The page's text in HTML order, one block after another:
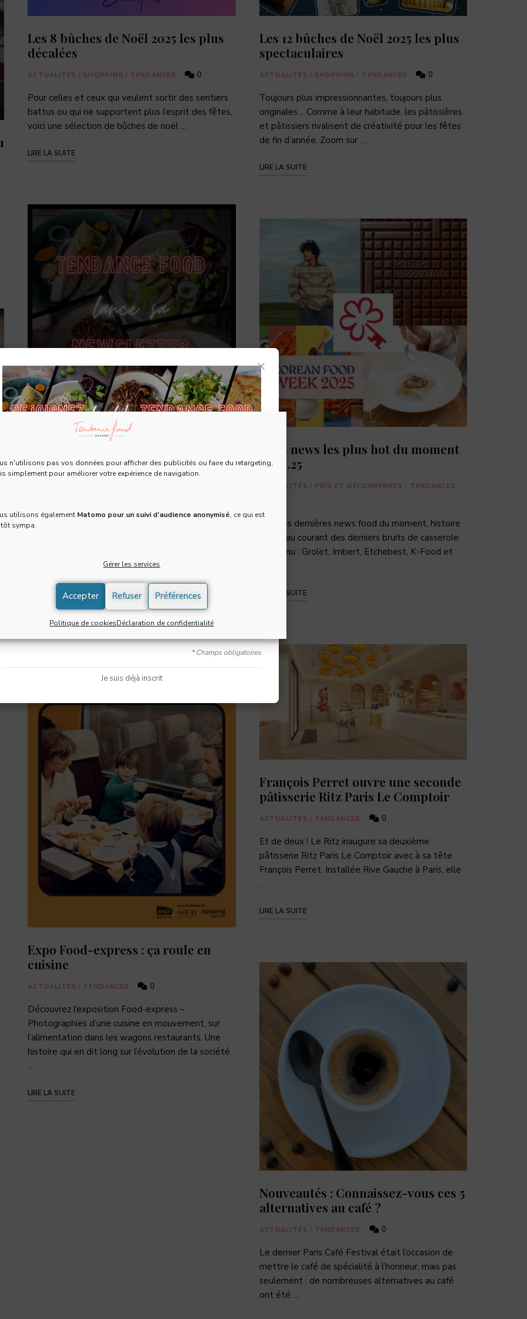
n'utilisons pas vos données pour afficher des publicités ou faire du retargeting,
simplement pour améliorer votre expérience de navigation.
utilisons également Matomo pour un suivi d'audience anonymisé, ce qui est
sympa.
Gérer les services
Accepter Refuser Préférences
Politique de cookiesDéclaration de confidentialité
Les 8 bûches de Noël 2025 les plus
décalées
ACTUALITÉS / SHOPPING / TENDANCES 0
Pour celles et ceux qui veulent sortir des sentiers
battus ou qui ne supportent plus l’esprit des fêtes,
voici une sélection de bûches de noël …
LIRE LA SUITE
Good Food News : la newsletter
ACTUALITÉS/ TENDANCES 1
aujourd’hui le club Tendance Food – 100 % food,
Expo Food-express : ça roule en
cuisine
ACTUALITÉS / TENDANCES 0
Découvrez l’exposition Food-express –
Photographies d’une cuisine en mouvement, sur
l’alimentation dans les wagons restaurants. Une
histoire qui en dit long sur l’évolution de la société
…
LIRE LA SUITE
Les 12 bûches de Noël 2025 les plus
spectaculaires
ACTUALITÉS / SHOPPING / TENDANCES 0
Toujours plus impressionnantes, toujours plus
originales… Comme à leur habitude, les pâtissières
et pâtissiers rivalisent de créativité pour les fêtes
de fin d’année. Zoom sur …
LIRE LA SUITE
Les 5 news les plus hot du moment
– oct.25
ACTUALITÉS / PRIX ET RÉCOMPENSES / TENDANCES
Voici les dernières news food du moment, histoire
d’être au courant des derniers bruits de casserole.
Au menu : Grolet, Imbert, Etchebest, K-Food et
LIRE LA SUITE
François Perret ouvre une seconde
pâtisserie Ritz Paris Le Comptoir
ACTUALITÉS / TENDANCES 0
Et de deux ! Le Ritz inaugure sa deuxième
pâtisserie Ritz Paris Le Comptoir avec à sa tête
François Perret. Installée Rive Gauche à Paris, elle
…
LIRE LA SUITE
Nouveautés : Connaissez-vous ces 5
alternatives au café ?
ACTUALITÉS / TENDANCES 0
Le dernier Paris Café Festival était l’occasion de
mettre le café de spécialité à l’honneur, mais pas
seulement : de nombreuses alternatives au café
ont été …
×
Tous les 15 jours, recevez une Newsletter gratuite
Email*
connaissance de lapolitique de confidentialité *
S'INSCRIRE
* Champs obligatoires
Je suis déjà inscrit